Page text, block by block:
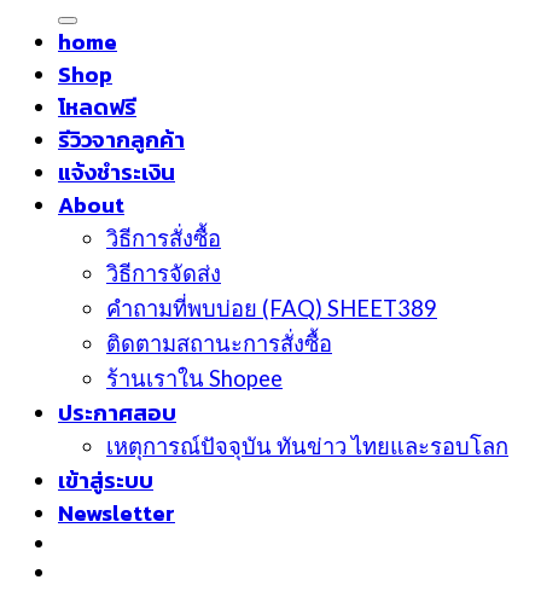
home
Shop
โหลดฟรี
รีวิวจากลูกค้า
แจ้งชำระเงิน
About
วิธีการสั่งซื้อ
วิธีการจัดส่ง
คำถามที่พบบ่อย (FAQ) SHEET389
ติดตามสถานะการสั่งซื้อ
ร้านเราใน Shopee
ประกาศสอบ
เหตุการณ์ปัจจุบัน ทันข่าว ไทยและรอบโลก
เข้าสู่ระบบ
Newsletter